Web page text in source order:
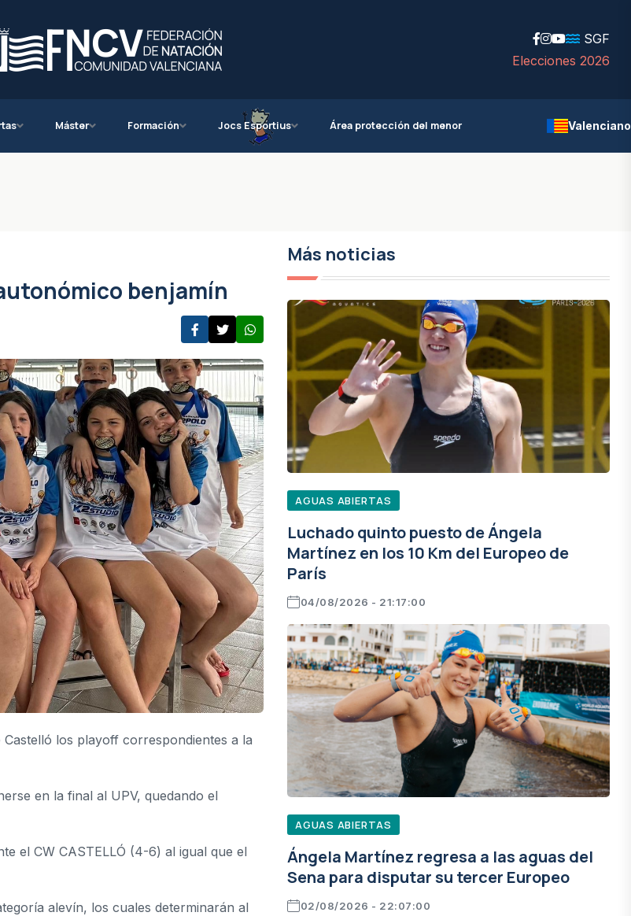
SGF
Elecciones 2026
Máster Formación Jocs Esportius Área protección del menor Valenciano
benjamín
los playoff correspondientes a la
en la final al UPV, quedando el
el CW CASTELLÓ (4-6) al igual que el
alevín, los cuales determinarán al
Más noticias
AGUAS ABIERTAS
Luchado quinto puesto de Ángela
Martínez en los 10 Km del Europeo de
París
04/08/2026 - 21:17:00
AGUAS ABIERTAS
Ángela Martínez regresa a las aguas del
Sena para disputar su tercer Europeo
02/08/2026 - 22:07:00